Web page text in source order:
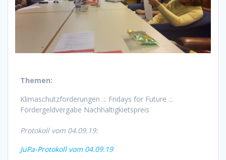
Themen:
Klimaschutzforderungen .:. Fridays for Future .:.
Fördergeldvergabe Nachhaltigkietspreis
Protokoll vom 04.09.19:
JuPa-Protokoll vom 04.09.19